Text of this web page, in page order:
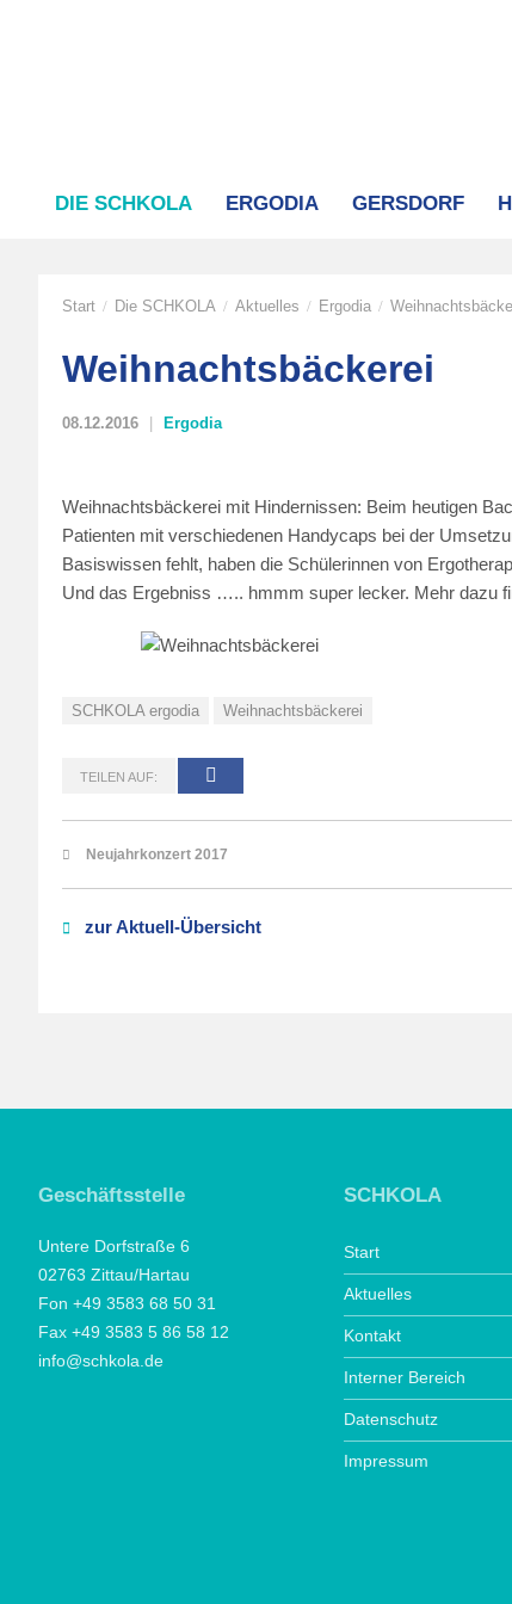
DIE SCHKOLA ERGODIA GERSDORF
Start / Die SCHKOLA / Aktuelles / Ergodia /
Weihnachtsbäckerei
08.12.2016 Ergodia
Weihnachtsbäckerei mit Hindernissen: Beim heutigen
Patienten mit verschiedenen Handycaps bei der
Basiswissen fehlt, haben die Schülerinnen von
Und das Ergebniss ….. hmmm super lecker. Mehr dazu
SCHKOLA ergodia Weihnachtsbäckerei
TEILEN AUF:
Neujahrkonzert 2017
zur Aktuell-Übersicht
Geschäftsstelle
Untere Dorfstraße 6
02763 Zittau/Hartau
Fon +49 3583 68 50 31
Fax +49 3583 5 86 58 12
info@schkola.de
SCHKOLA
Start
Aktuelles
Kontakt
Interner Bereich
Datenschutz
Impressum